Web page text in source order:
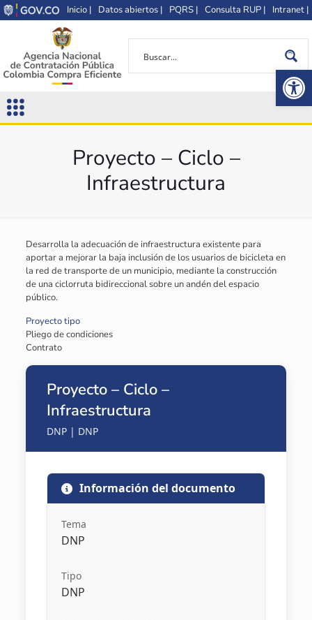
Inicio | Datos abiertos | PQRS | Consulta RUP | Intranet |
Proyecto – Ciclo –
Infraestructura
Desarrolla la adecuación de infraestructura existente para
aportar a mejorar la baja inclusión de los usuarios de bicicleta en
la red de transporte de un municipio, mediante la construcción
de una ciclorruta bidireccional sobre un andén del espacio
público.
Proyecto tipo
Pliego de condiciones
Contrato
Proyecto – Ciclo –
Infraestructura
DNP | DNP
Información del documento
Tema
DNP
Tipo
DNP